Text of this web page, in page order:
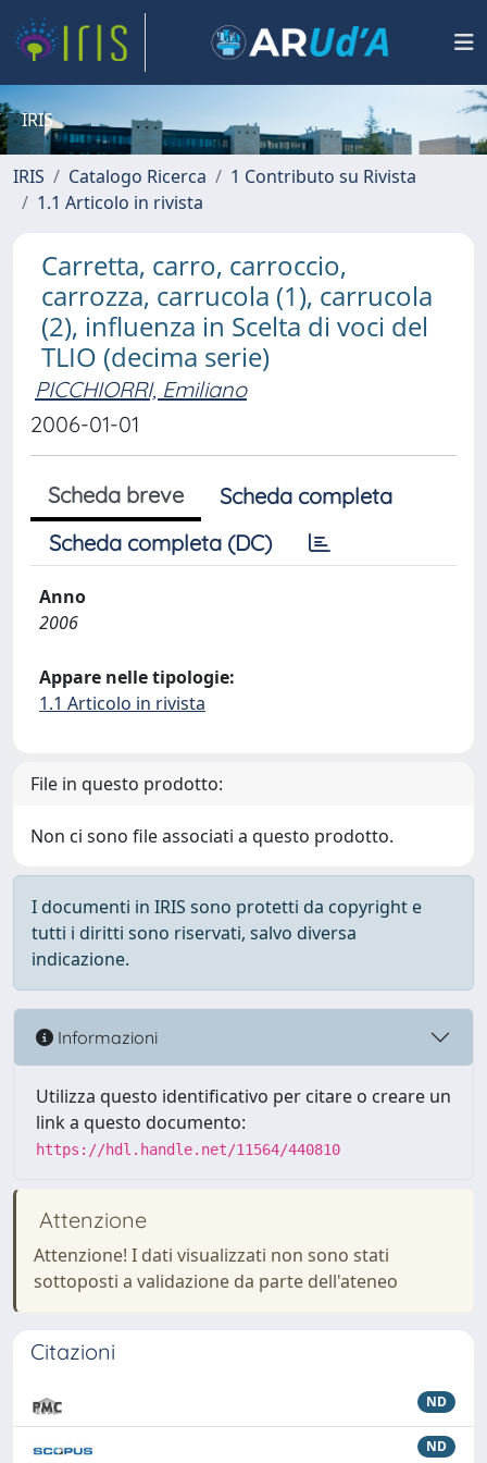
IRIS
IRIS Catalogo Ricerca
1 Contributo su Rivista
1.1 Articolo in rivista
Carretta, carro, carroccio,
carrozza, carrucola (1), carrucola
(2), influenza in Scelta di voci del
TLIO (decima serie)
PICCHIORRI, Emiliano
2006-01-01
Scheda breve
Scheda completa
Scheda completa (DC)
Anno
2006
Appare nelle tipologie:
1.1 Articolo in rivista
File in questo prodotto:
Non ci sono file associati a questo prodotto.
I documenti in IRIS sono protetti da copyright e
tutti i diritti sono riservati, salvo diversa
indicazione.
Informazioni
Utilizza questo identificativo per citare o creare un
link a questo documento:
https://hdl.handle.net/11564/440810
Attenzione
Attenzione! I dati visualizzati non sono stati
sottoposti a validazione da parte dell'ateneo
Citazioni
ND
ND